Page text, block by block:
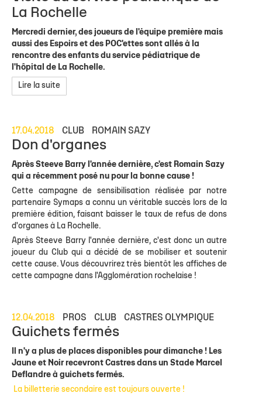
La Rochelle
Mercredi dernier, des joueurs de l'équipe première mais
aussi des Espoirs et des POC'ettes sont allés à la
rencontre des enfants du service pédiatrique de
l'hôpital de La Rochelle.
Lire la suite
17.04.2018 CLUB ROMAIN SAZY
Don d'organes
Après Steeve Barry l'année dernière, c'est Romain Sazy
qui a récemment posé nu pour la bonne cause !
Cette campagne de sensibilisation réalisée par notre
partenaire Symaps a connu un véritable succès lors de la
première édition, faisant baisser le taux de refus de dons
d'organes à La Rochelle.
Après Steeve Barry l'année dernière, c'est donc un autre
joueur du Club qui a décidé de se mobiliser et soutenir
cette cause. Vous découvrirez très bientôt les affiches de
cette campagne dans l'Agglomération rochelaise !
12.04.2018 PROS CLUB CASTRES OLYMPIQUE
Guichets fermés
Il n'y a plus de places disponibles pour dimanche ! Les
Jaune et Noir recevront Castres dans un Stade Marcel
Deflandre à guichets fermés.
La billetterie secondaire est toujours ouverte !